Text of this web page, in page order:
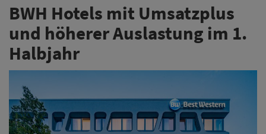
BWH Hotels mit Umsatzplus
und höherer Auslastung im 1.
Halbjahr